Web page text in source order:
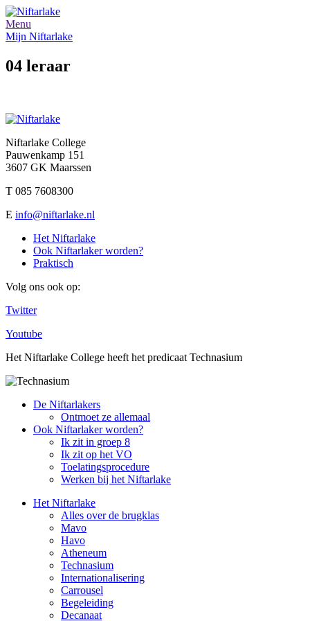
Menu
Mijn Niftarlake
04 leraar
Niftarlake College
Pauwenkamp 151
3607 GK Maarssen
T 085 7608300
E info@niftarlake.nl
Het Niftarlake
Ook Niftarlaker worden?
Praktisch
Volg ons ook op:
Twitter
Youtube
Het Niftarlake College heeft het predicaat Technasium
De Niftarlakers
Ontmoet ze allemaal
Ook Niftarlaker worden?
Ik zit in groep 8
Ik zit op het VO
Toelatingsprocedure
Werken bij het Niftarlake
Het Niftarlake
Alles over de brugklas
Mavo
Havo
Atheneum
Technasium
Internationalisering
Carrousel
Begeleiding
Decanaat